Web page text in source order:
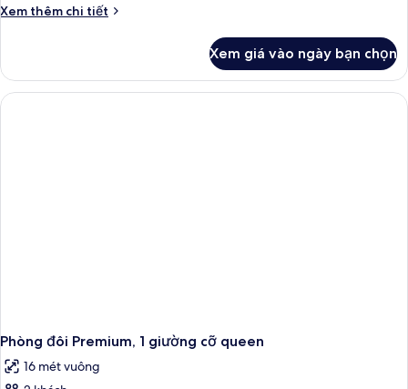
Xem thêm chi tiết
Chi
Phòng
đôi,
1
Xem giá vào ngày bạn chọn
Phòng đôi Premium, 1 giường cỡ queen
16 mét vuông